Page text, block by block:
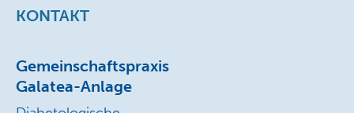
KONTAKT
Gemeinschaftspraxis
Galatea-Anlage